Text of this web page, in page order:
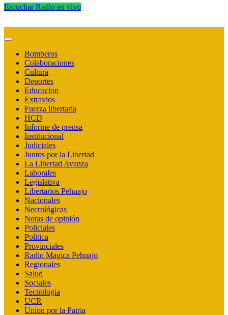
Escuchar Radio en vivo
Bomberos
Colaboraciones
Cultura
Deportes
Educacion
Extravios
Fuerza libertaria
HCD
Informe de prensa
Institucional
Judiciales
Juntos por la Libertad
La Libertad Avanza
Laborales
Legislativa
Libertarios Pehuajo
Nacionales
Necrológicas
Notas de opinión
Policiales
Politica
Provinciales
Radio Magica Pehuajo
Regionales
Salud
Sociales
Tecnologia
UCR
Union por la Patria